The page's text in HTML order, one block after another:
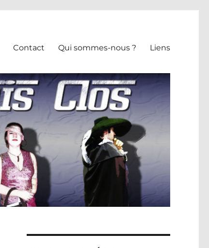
Contact Qui sommes-nous ? Liens